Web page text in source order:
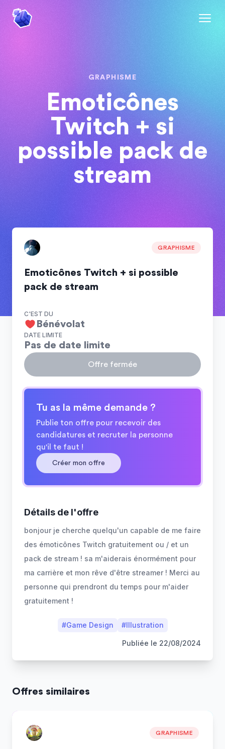
GRAPHISME
Emoticônes
Twitch + si
possible pack de
stream
GRAPHISME
Emoticônes Twitch + si possible
pack de stream
C'EST DU
Bénévolat
DATE LIMITE
Pas de date limite
Offre fermée
Tu as la même demande ?
Publie ton offre pour recevoir des
candidatures et recruter la personne
qu'il te faut !
Créer mon offre
Détails de l'offre
bonjour je cherche quelqu'un capable de me faire
des émoticônes Twitch gratuitement ou / et un
pack de stream ! sa m'aiderais énormément pour
ma carrière et mon rêve d'être streamer ! Merci au
personne qui prendront du temps pour m'aider
gratuitement !
#Game Design #Illustration
Publiée le 22/08/2024
Offres similaires
GRAPHISME